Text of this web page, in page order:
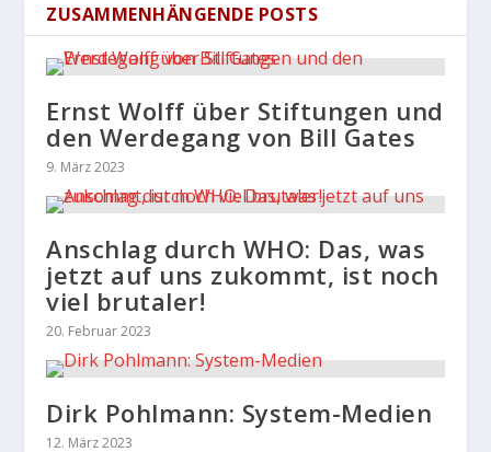
ZUSAMMENHÄNGENDE POSTS
Ernst Wolff über Stiftungen und
den Werdegang von Bill Gates
9. März 2023
Anschlag durch WHO: Das, was
jetzt auf uns zukommt, ist noch
viel brutaler!
20. Februar 2023
Dirk Pohlmann: System-Medien
12. März 2023